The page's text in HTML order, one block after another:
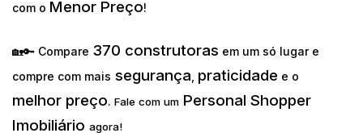
com o Menor Preço!
🏡🔑 Compare 370 construtoras em um só lugar e
compre com mais segurança praticidade e o
melhor preço. Fale com um Personal Shopper
Imobiliário agora!